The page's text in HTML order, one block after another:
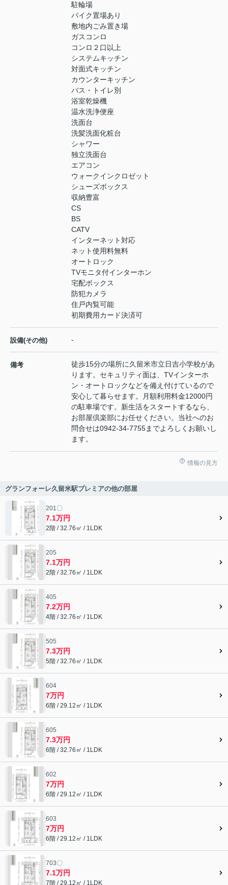
駐輪場
バイク置場あり
敷地内ごみ置き場
ガスコンロ
コンロ２口以上
システムキッチン
対面式キッチン
カウンターキッチン
バス・トイレ別
浴室乾燥機
温水洗浄便座
洗面台
洗髪洗面化粧台
シャワー
独立洗面台
エアコン
ウォークインクロゼット
シューズボックス
収納豊富
CS
BS
CATV
インターネット対応
ネット使用料無料
オートロック
TVモニタ付インターホン
宅配ボックス
防犯カメラ
住戸内覧可能
初期費用カード決済可
設備(その他) -
備考
徒歩15分の場所に久留米市立日吉小学校があ
ります。セキュリティ面は、TVインターホ
ン・オートロックなどを備え付けているので
安心して暮らせます。月額利用料金12000円
の駐車場です。新生活をスタートするなら、
お部屋倶楽部にお任せください。当社へのお
問合せは0942-34-7755までよろしくお願いし
ます。
情報の見方
グランフォーレ久留米駅プレミアの他の部屋
201〇
7.1万円
2階 / 32.76㎡ / 1LDK
205
7.1万円
2階 / 32.76㎡ / 1LDK
405
7.2万円
4階 / 32.76㎡ / 1LDK
505
7.3万円
5階 / 32.76㎡ / 1LDK
604
7万円
6階 / 29.12㎡ / 1LDK
605
7.3万円
6階 / 32.76㎡ / 1LDK
602
7万円
6階 / 29.12㎡ / 1LDK
603
7万円
6階 / 29.12㎡ / 1LDK
703〇
7.1万円
7階 / 29.12㎡ / 1LDK